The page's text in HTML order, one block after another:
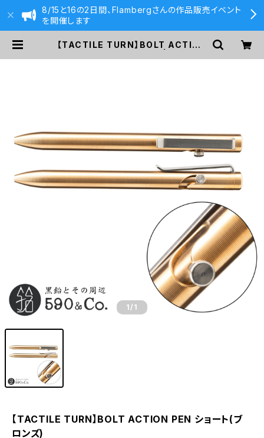
8/15と16の2日間、Flambergさんの作品販売イベント
を開催します
【TACTILE TURN】BOLT ACTION
1 /1
【TACTILE TURN】BOLT ACTION PEN ショート(ブ
ロンズ)